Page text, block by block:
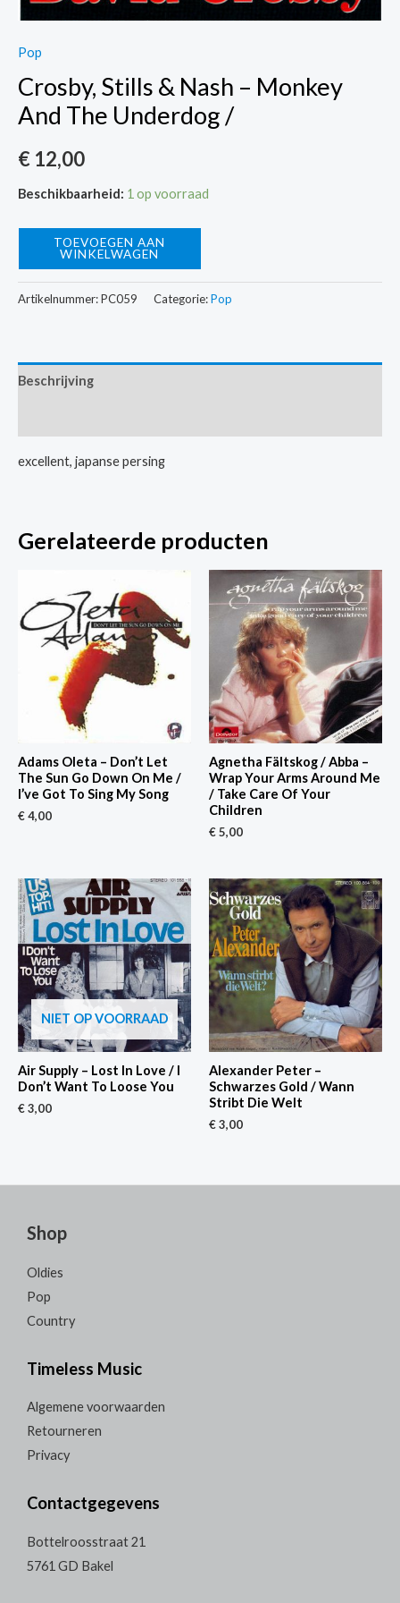
Pop
Crosby, Stills & Nash – Monkey
And The Underdog /
€ 12,00
Beschikbaarheid: 1 op voorraad
Crosby,
&
Monkey
And
/
TOEVOEGEN AAN
WINKELWAGEN
Artikelnummer:PC059 Categorie:Pop
Beschrijving
excellent, japanse persing
Gerelateerde producten
Adams Oleta – Don’t Let
The Sun Go Down On Me /
I’ve Got To Sing My Song
€4,00
Agnetha Fältskog / Abba –
Wrap Your Arms Around Me
/ Take Care Of Your
Children
€5,00
NIET OP VOORRAAD
Air Supply – Lost In Love / I
Don’t Want To Loose You
€3,00
Alexander Peter –
Schwarzes Gold / Wann
Stribt Die Welt
€3,00
Shop
Oldies
Pop
Country
Timeless Music
Algemene voorwaarden
Retourneren
Privacy
Contactgegevens
Bottelroosstraat 21
5761 GD Bakel